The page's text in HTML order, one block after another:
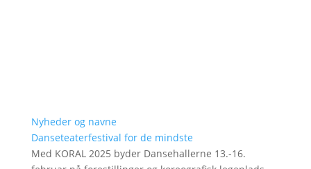
Nyheder og navne
Danseteaterfestival for de mindste
Med KORAL 2025 byder Dansehallerne 13.-16.